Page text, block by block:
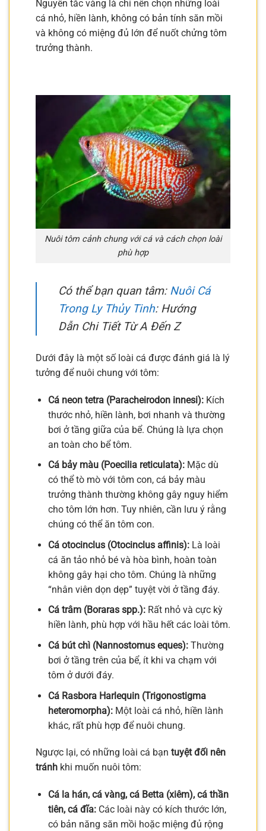
Nguyên tắc vàng là chỉ nên chọn những loài
cá nhỏ, hiền lành, không có bản tính săn mồi
và không có miệng đủ lớn để nuốt chửng tôm
trưởng thành.
Nuôi tôm cảnh chung với cá và cách chọn loài
phù hợp
Có thể bạn quan tâm: Nuôi Cá
Trong Ly Thủy Tinh: Hướng
Dẫn Chi Tiết Từ A Đến Z
Dưới đây là một số loài cá được đánh giá là lý
tưởng để nuôi chung với tôm:
Cá neon tetra (Paracheirodon innesi):Kích
thước nhỏ, hiền lành, bơi nhanh và thường
bơi ở tầng giữa của bể. Chúng là lựa chọn
an toàn cho bể tôm.
Cá bảy màu (Poecilia reticulata):Mặc dù
có thể tò mò với tôm con, cá bảy màu
trưởng thành thường không gây nguy hiểm
cho tôm lớn hơn. Tuy nhiên, cần lưu ý rằng
chúng có thể ăn tôm con.
Cá otocinclus (Otocinclus affinis):Là loài
cá ăn tảo nhỏ bé và hòa bình, hoàn toàn
không gây hại cho tôm. Chúng là những
“nhân viên dọn dẹp” tuyệt vời ở tầng đáy.
Cá trâm (Boraras spp.):Rất nhỏ và cực kỳ
hiền lành, phù hợp với hầu hết các loài tôm.
Cá bút chì (Nannostomus eques):Thường
bơi ở tầng trên của bể, ít khi va chạm với
tôm ở dưới đáy.
Cá Rasbora Harlequin (Trigonostigma
heteromorpha):Một loài cá nhỏ, hiền lành
khác, rất phù hợp để nuôi chung.
Ngược lại, có những loài cá bạn tuyệt đối nên
tránh khi muốn nuôi tôm:
Cá la hán, cá vàng, cá Betta (xiêm), cá thần
tiên, cá đĩa:Các loài này có kích thước lớn,
có bản năng săn mồi hoặc miệng đủ rộng